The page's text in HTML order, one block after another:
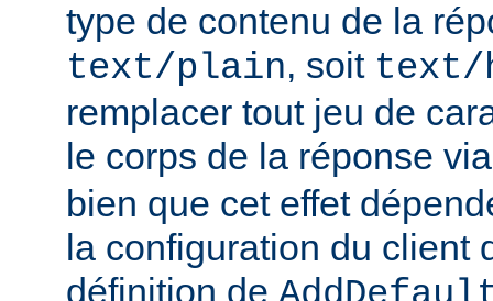
type de contenu de la
text/plain, soit text/
remplacer tout jeu de
le corps de la réponse
bien que cet effet
la configuration du client
définition de